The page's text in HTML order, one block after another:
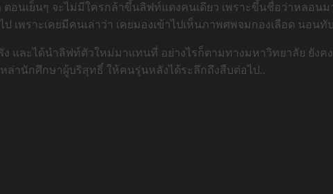
นเย็นๆ จะไม่มีใครกล้าขึ้นลิฟท์แดงคนเดียว เพราะขึ้นชื่อว่าหลอน
เพราะเคยมีคนเล่าว่า เคยมองเข้าไปเห็นภาพศพจมกองเลือด นอน
และได้นำลิฟท์ตัวใหม่มาแทนที่ อย่างไรก็ตามทางมหาวิทยาลัย ยังค
ล่านักศึกษาผู้บริสุทธิ์ ให้คนรุ่นหลังได้ระลึกถึงสืบต่อไป..